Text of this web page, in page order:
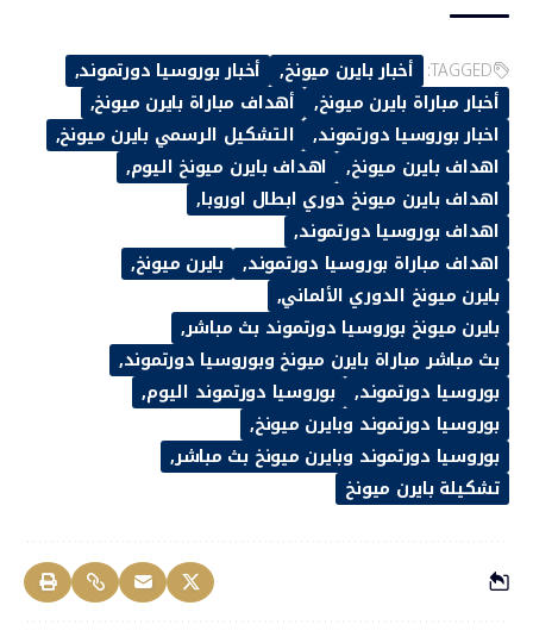
TAGGED: أخبار بايرن ميونخ
أخبار بوروسيا دورتموند
أخبار مباراة بايرن ميونخ
أهداف مباراة بايرن ميونخ
اخبار بوروسيا دورتموند
التشكيل الرسمي بايرن ميونخ
اهداف بايرن ميونخ
اهداف بايرن ميونخ اليوم
اهداف بايرن ميونخ دوري ابطال اوروبا
اهداف بوروسيا دورتموند
اهداف مباراة بوروسيا دورتموند
بايرن ميونخ
بايرن ميونخ الدوري الألماني
بايرن ميونخ بوروسيا دورتموند بث مباشر
بث مباشر مباراة بايرن ميونخ وبوروسيا دورتموند
بوروسيا دورتموند
بوروسيا دورتموند اليوم
بوروسيا دورتموند وبايرن ميونخ
بوروسيا دورتموند وبايرن ميونخ بث مباشر
تشكيلة بايرن ميونخ